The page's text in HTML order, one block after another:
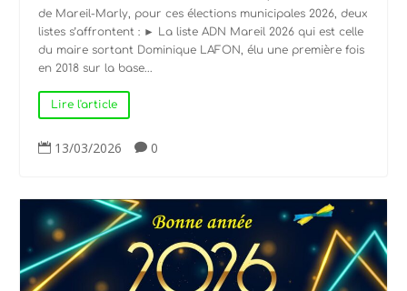
de Mareil-Marly, pour ces élections municipales 2026, deux
listes s’affrontent : ► La liste ADN Mareil 2026 qui est celle
du maire sortant Dominique LAFON, élu une première fois
en 2018 sur la base...
Lire l'article
 13/03/2026  0